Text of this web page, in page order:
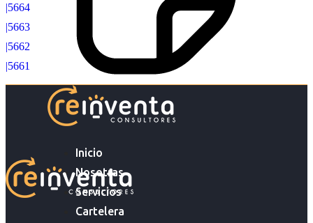
Inicio
Nosotras
Servicios
Cartelera
|5664
|5663
|5662
|5661